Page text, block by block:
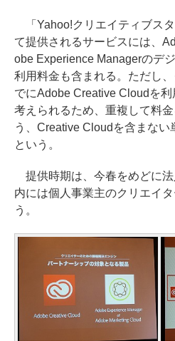
「Yahoo!クリエイティブス
て提供されるサービスには、
obe Experience Managerのデ
利用料金も含まれる。ただし
でにAdobe Creative Cloudを
考えられるため、重複して料
う、Creative Cloudを含まない
という。
提供時期は、今春をめどに
内には個人事業主のクリエイ
う。